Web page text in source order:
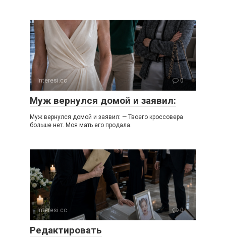
Interesi.cc 0
Муж вернулся домой и заявил:
Муж вернулся домой и заявил: — Твоего кроссовера
больше нет. Моя мать его продала.
Interesi.cc 0
Редактировать